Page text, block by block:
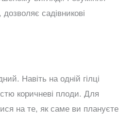
садівникові
Навіть на одній гілці
коричневі плоди. Для
на те, як саме ви плануєте